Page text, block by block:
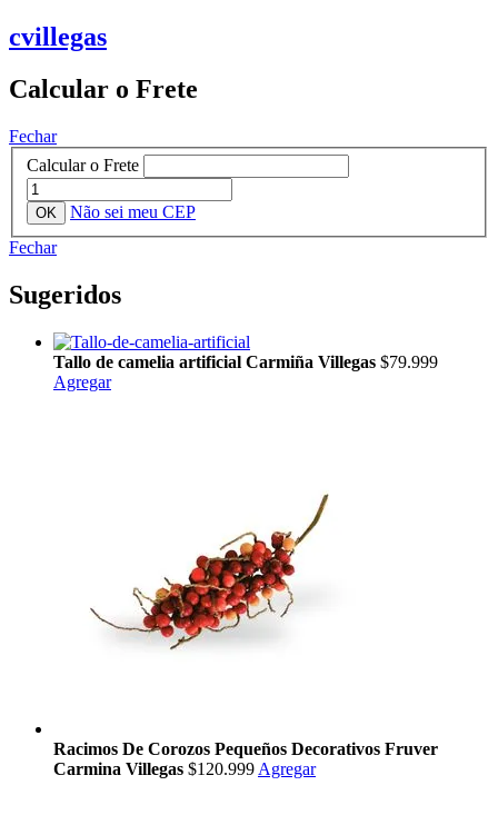
cvillegas
Calcular o Frete
Fechar
Calcular o Frete
Não sei meu CEP
Fechar
Sugeridos
Tallo de camelia artificial Carmiña Villegas $79.999
Agregar
Racimos De Corozos Pequeños Decorativos Fruver
Carmina Villegas $120.999 Agregar